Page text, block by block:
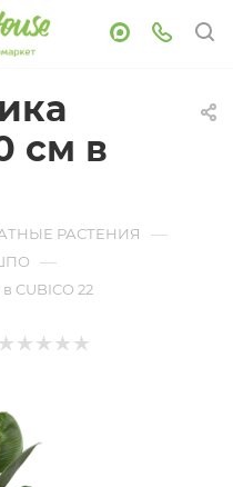
см в
РАСТЕНИЯ —
—
CUBICO 22